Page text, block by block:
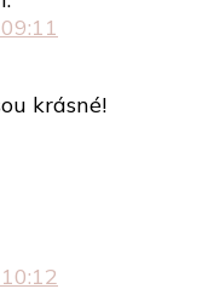
krásné!